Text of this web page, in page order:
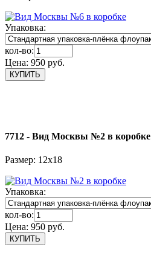
Упаковка:
кол-во:
Цена: 950 руб.
7712 - Вид Москвы №2 в коробке
Размер: 12х18
Упаковка:
кол-во:
Цена: 950 руб.